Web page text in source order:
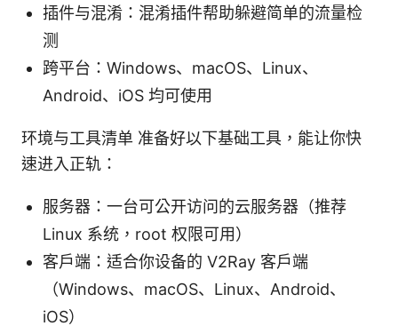
插件与混淆：混淆插件帮助躲避简单的流量检
测
跨平台：Windows、macOS、Linux、
Android、iOS 均可使用
环境与工具清单 准备好以下基础工具，能让你快
速进入正轨：
服务器：一台可公开访问的云服务器（推荐
Linux 系统，root 权限可用）
客户端：适合你设备的 V2Ray 客户端
（Windows、macOS、Linux、Android、
iOS）